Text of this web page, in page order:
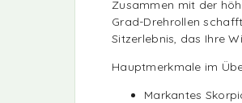
Zusammen mit der
Grad-Drehrollen
Sitzerlebnis, das Ihre
Hauptmerkmale im
Markantes